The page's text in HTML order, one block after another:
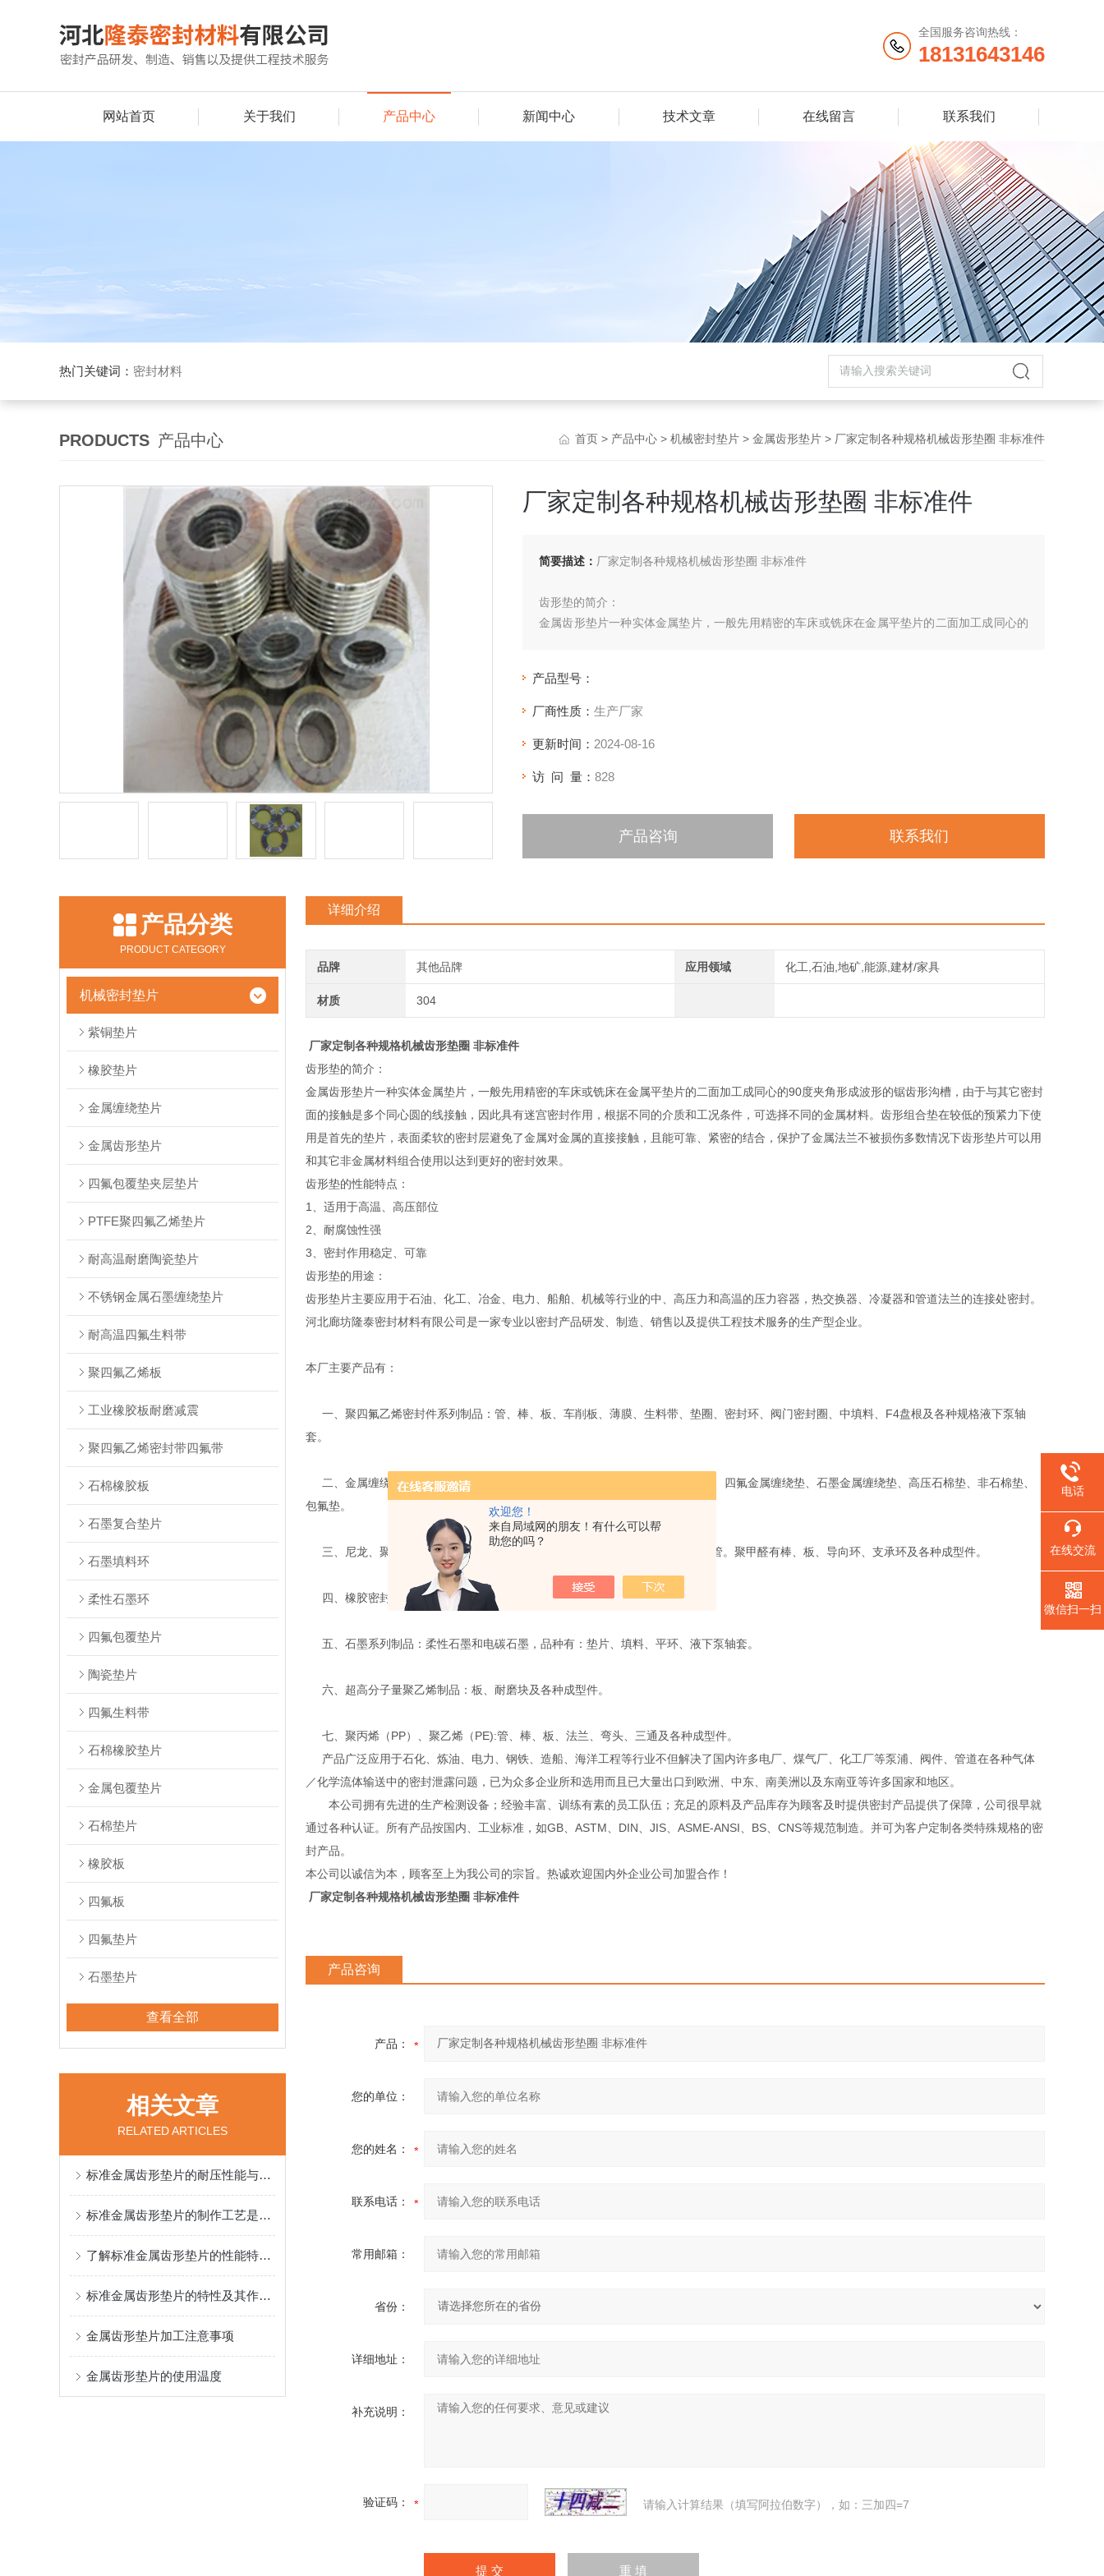
欢迎您！
来自局域网的朋友！有什么可以帮
助您的吗？
全国服务咨询热线：
18131643146
网站首页 关于我们 产品中心 新闻中心 技术文章 在线留言 联系我们
热门关键词： 密封材料
PRODUCTS 产品中心 首页 > 产品中心 > 机械密封垫片 > 金属齿形垫片 > 厂家定制各种规格机械齿形垫圈 非标准件
厂家定制各种规格机械齿形垫圈 非标准件
简要描述： 厂家定制各种规格机械齿形垫圈 非标准件
齿形垫的简介：
金属齿形垫片一种实体金属垫片，一般先用精密的车床或铣床在金属平垫片的二面加工成同心的
产品型号：
厂商性质： 生产厂家
更新时间： 2024-08-16
访 问 量： 828
产品咨询 联系我们
产品分类
PRODUCT CATEGORY
机械密封垫片
紫铜垫片
橡胶垫片
金属缠绕垫片
金属齿形垫片
四氟包覆垫夹层垫片
PTFE聚四氟乙烯垫片
耐高温耐磨陶瓷垫片
不锈钢金属石墨缠绕垫片
耐高温四氟生料带
聚四氟乙烯板
工业橡胶板耐磨减震
聚四氟乙烯密封带四氟带
石棉橡胶板
石墨复合垫片
石墨填料环
柔性石墨环
四氟包覆垫片
陶瓷垫片
四氟生料带
石棉橡胶垫片
金属包覆垫片
石棉垫片
橡胶板
四氟板
四氟垫片
石墨垫片
查看全部
相关文章
RELATED ARTICLES
标准金属齿形垫片的耐压性能与密封效果解析
标准金属齿形垫片的制作工艺是怎样的？
了解标准金属齿形垫片的性能特点和应用场合
标准金属齿形垫片的特性及其作用是什么
金属齿形垫片加工注意事项
金属齿形垫片的使用温度
详细介绍
品牌 其他品牌 应用领域 化工,石油,地矿,能源,建材/家具
材质 304
厂家定制各种规格机械齿形垫圈 非标准件
齿形垫的简介：
金属齿形垫片一种实体金属垫片，一般先用精密的车床或铣床在金属平垫片的二面加工成同心的90度夹角形成波形的锯齿形沟槽，由于与其它密封
面的接触是多个同心圆的线接触，因此具有迷宫密封作用，根据不同的介质和工况条件，可选择不同的金属材料。齿形组合垫在较低的预紧力下使
用是首先的垫片，表面柔软的密封层避免了金属对金属的直接接触，且能可靠、紧密的结合，保护了金属法兰不被损伤多数情况下齿形垫片可以用
和其它非金属材料组合使用以达到更好的密封效果。
齿形垫的性能特点：
1、适用于高温、高压部位
2、耐腐蚀性强
3、密封作用稳定、可靠
齿形垫的用途：
齿形垫片主要应用于石油、化工、冶金、电力、船舶、机械等行业的中、高压力和高温的压力容器，热交换器、冷凝器和管道法兰的连接处密封。
河北廊坊隆泰密封材料有限公司是一家专业以密封产品研发、制造、销售以及提供工程技术服务的生产型企业。
本厂主要产品有：
一、聚四氟乙烯密封件系列制品：管、棒、板、车削板、薄膜、生料带、垫圈、密封环、阀门密封圈、中填料、F4盘根及各种规格液下泵轴
套。
二、金属缠绕垫密封件系列制品：不锈钢金属缠绕垫（外环、内环、内外环）、四氟金属缠绕垫、石墨金属缠绕垫、高压石棉垫、非石棉垫、
包氟垫。
三、尼龙、聚甲醛系列制品：1010尼龙和MC尼龙两大类，品种有：棒、板、管。聚甲醛有棒、板、导向环、支承环及各种成型件。
四、橡胶密封件系列制品：氟橡胶、丁晴胶、耐油胶、硅橡胶。
五、石墨系列制品：柔性石墨和电碳石墨，品种有：垫片、填料、平环、液下泵轴套。
六、超高分子量聚乙烯制品：板、耐磨块及各种成型件。
七、聚丙烯（PP）、聚乙烯（PE):管、棒、板、法兰、弯头、三通及各种成型件。
产品广泛应用于石化、炼油、电力、钢铁、造船、海洋工程等行业不但解决了国内许多电厂、煤气厂、化工厂等泵浦、阀件、管道在各种气体
／化学流体输送中的密封泄露问题，已为众多企业所和选用而且已大量出口到欧洲、中东、南美洲以及东南亚等许多国家和地区。
本公司拥有先进的生产检测设备；经验丰富、训练有素的员工队伍；充足的原料及产品库存为顾客及时提供密封产品提供了保障，公司很早就
通过各种认证。所有产品按国内、工业标准，如GB、ASTM、DIN、JIS、ASME-ANSI、BS、CNS等规范制造。并可为客户定制各类特殊规格的密
封产品。
本公司以诚信为本，顾客至上为我公司的宗旨。热诚欢迎国内外企业公司加盟合作！
厂家定制各种规格机械齿形垫圈 非标准件
产品咨询
产品：
您的单位：
您的姓名：
联系电话：
常用邮箱：
省份：
详细地址：
补充说明：
验证码： 请输入计算结果（填写阿拉伯数字），如：三加四=7
电话
在线交流
微信扫一扫